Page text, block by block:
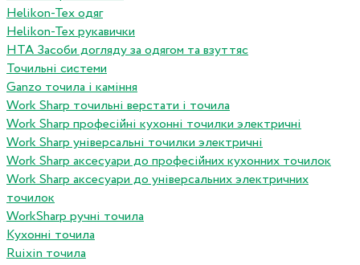
Helikon-Tex одяг
Helikon-Tex рукавички
HTA Засоби догляду за одягом та взуттяс
Точильні системи
Ganzo точила і каміння
Work Sharp точильні верстати і точила
Work Sharp професiйнi кухоннi точилки электричнi
Work Sharp унiверсальнi точилки электричнi
Work Sharp аксесуари до професiйних кухонних точилок
Work Sharp аксесуари до унiверсальних электричних
точилок
WorkSharp ручні точила
Кухонні точила
Ruixin точила